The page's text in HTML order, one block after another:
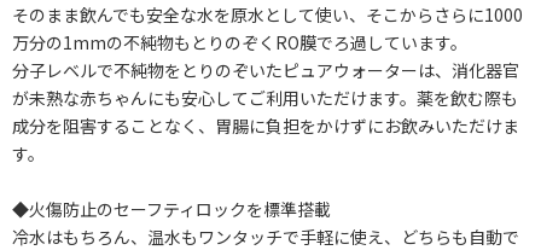
そのまま飲んでも安全な水を原水として使い、そこからさらに1000
万分の1mmの不純物もとりのぞくRO膜でろ過しています。
分子レベルで不純物をとりのぞいたピュアウォーターは、消化器官
が未熟な赤ちゃんにも安心してご利用いただけます。薬を飲む際も
成分を阻害することなく、胃腸に負担をかけずにお飲みいただけま
す。
◆火傷防止のセーフティロックを標準搭載
冷水はもちろん、温水もワンタッチで手軽に使え、どちらも自動で